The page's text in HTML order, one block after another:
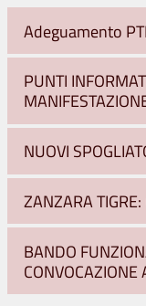
Adeguamento
PUNTI
NUOVI
ZANZARA
BANDO
CONVOCAZIONE